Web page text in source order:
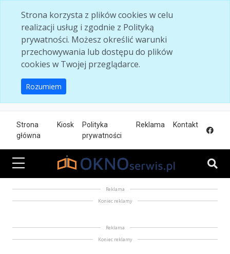
Strona korzysta z plików cookies w celu
realizacji usług i zgodnie z Polityką
prywatności. Możesz określić warunki
przechowywania lub dostępu do plików
cookies w Twojej przeglądarce.
Rozumiem
Strona
główna
Kiosk
Polityka
prywatności
Reklama Kontakt
Reklama
Koniec reklamy
Reklama
Koniec reklamy